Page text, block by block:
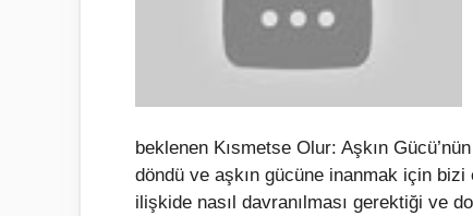
beklenen Kısmetse Olur: Aşkın
döndü ve aşkın gücüne inanmak için
ilişkide nasıl davranılması gerektiği ve